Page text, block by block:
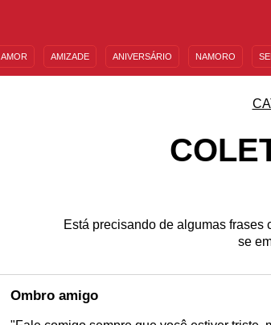
AMOR AMIZADE ANIVERSÁRIO NAMORO
Está precisando de algumas
se
Ombro amigo